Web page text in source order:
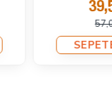
SEPETE EKLE